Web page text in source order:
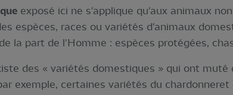
exposé ici ne s'applique qu'aux animaux
espèces, races ou variétés d'animaux
la part de l'Homme : espèces protégées,
des « variétés domestiques » qui ont
exemple, certaines variétés du